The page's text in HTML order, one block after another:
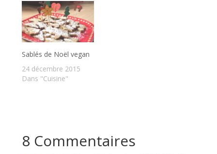
Sablés de Noël vegan
24 décembre 2015
Dans "Cuisine"
8 Commentaires